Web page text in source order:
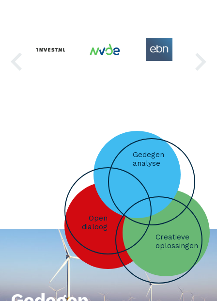
Gedegen
analyse
Creatieve
oplossingen
Open
dialoog